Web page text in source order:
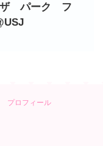
ザ パーク フ
プロフィール